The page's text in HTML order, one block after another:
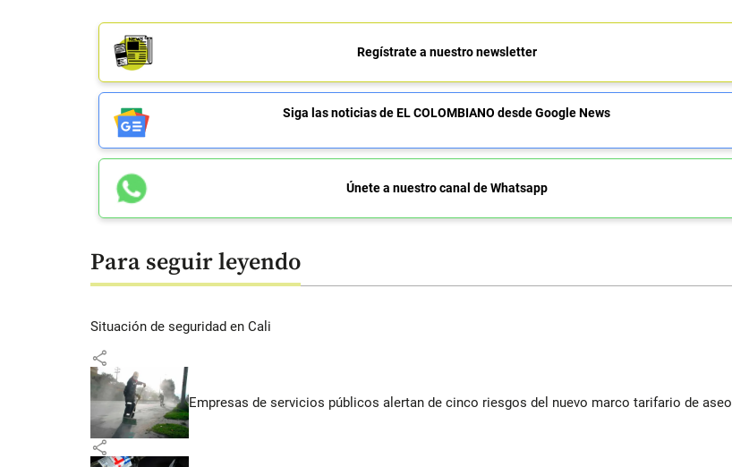
Regístrate a nuestro newsletter
Siga las noticias de EL COLOMBIANO desde Google News
Únete a nuestro canal de Whatsapp
Para seguir leyendo
Situación de seguridad en Cali
share
Empresas de servicios públicos alertan de cinco riesgos del nuevo marco tarifario de aseo
share